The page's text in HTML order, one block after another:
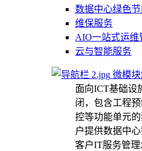
数据中心绿色
维保服务
AIO一站式运维
云与智能服务
微模
面向ICT基础设
闭，包含工程
控等功能单元
户提供数据中
客户IT服务管理